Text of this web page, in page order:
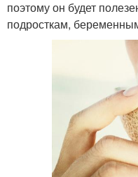
поэтому он будет
подросткам,